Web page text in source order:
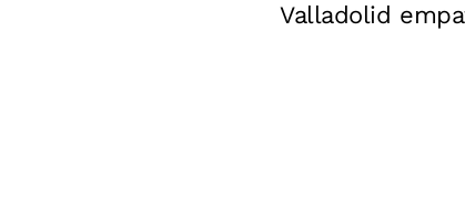
Valladolid